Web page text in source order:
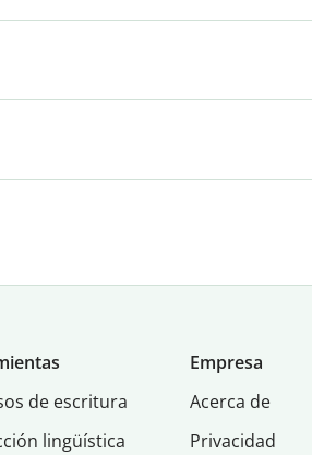
de escritura
lingüística
Empresa
Acerca de
Privacidad